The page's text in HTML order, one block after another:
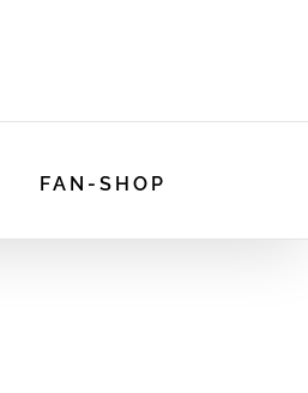
FAN-SHOP